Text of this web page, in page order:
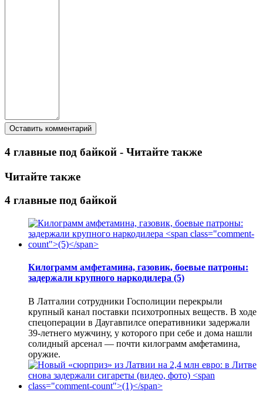
4 главные под байкой - Читайте также
Читайте также
4 главные под байкой
Килограмм амфетамина, газовик, боевые патроны:
задержали крупного наркодилера (5)
В Латгалии сотрудники Госполиции перекрыли
крупный канал поставки психотропных веществ. В ходе
спецоперации в Даугавпилсе оперативники задержали
39-летнего мужчину, у которого при себе и дома нашли
солидный арсенал — почти килограмм амфетамина,
оружие.